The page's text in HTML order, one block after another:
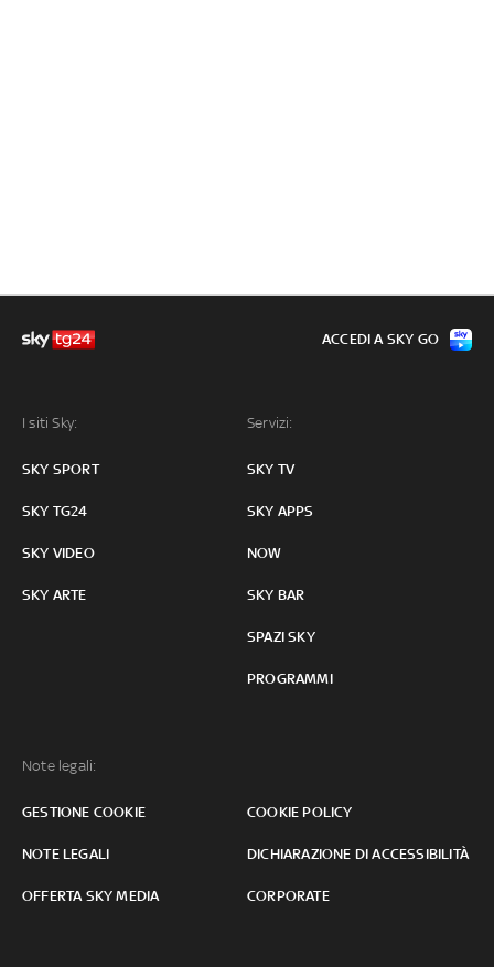
I siti Sky:
SKY SPORT
SKY TG24
SKY VIDEO
SKY ARTE
Servizi:
SKY TV
SKY APPS
NOW
SKY BAR
SPAZI SKY
PROGRAMMI
Note legali:
GESTIONE COOKIE COOKIE POLICY
NOTE LEGALI DICHIARAZIONE DI ACCESSIBILITÀ
OFFERTA SKY MEDIA CORPORATE
ACCEDI A SKY GO